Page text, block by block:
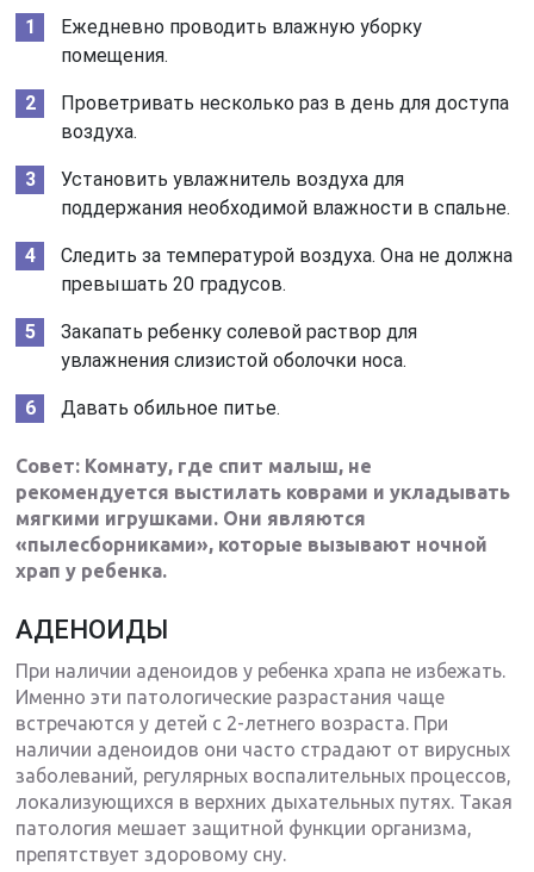
Ежедневно проводить влажную уборку
помещения.
Проветривать несколько раз в день для доступа
воздуха.
Установить увлажнитель воздуха для
поддержания необходимой влажности в спальне.
Следить за температурой воздуха. Она не должна
превышать 20 градусов.
Закапать ребенку солевой раствор для
увлажнения слизистой оболочки носа.
Давать обильное питье.
Совет: Комнату, где спит малыш, не
рекомендуется выстилать коврами и укладывать
мягкими игрушками. Они являются
«пылесборниками», которые вызывают ночной
храп у ребенка.
АДЕНОИДЫ
При наличии аденоидов у ребенка храпа не избежать.
Именно эти патологические разрастания чаще
встречаются у детей с 2-летнего возраста. При
наличии аденоидов они часто страдают от вирусных
заболеваний, регулярных воспалительных процессов,
локализующихся в верхних дыхательных путях. Такая
патология мешает защитной функции организма,
препятствует здоровому сну.